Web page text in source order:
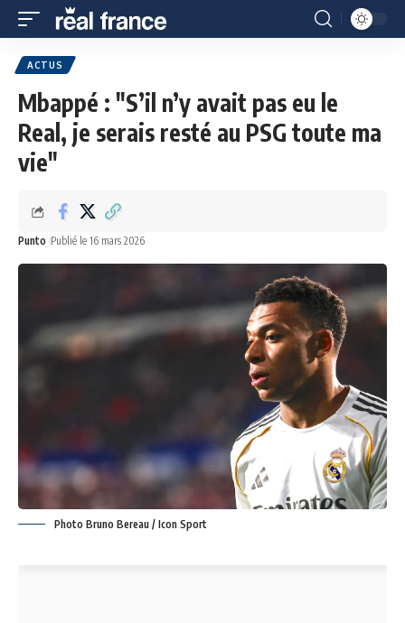
ACTUS
Mbappé : "S’il n’y avait pas eu le
Real, je serais resté au PSG toute ma
vie"
Punto Publié le 16 mars 2026
Photo Bruno Bereau / Icon Sport